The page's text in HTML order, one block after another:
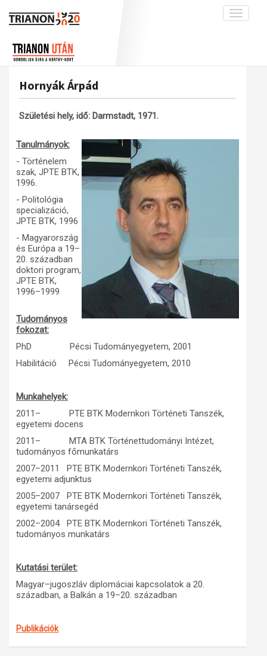
Toggle
interpretációk
Utókor és emlékezet
Krónika
Adatbázis
Emlékművek (feltöltés alatt)
Menekültek
Visszhang
Publikációk
Kapcsolat
Trianon-kommentár
Dokumentumok
A trianoni szerződés
Műhelymunkák
Hornyák Árpád
Születési hely, idő: Darmstadt, 1971.
Tanulmányok:
- Történelem
szak, JPTE BTK,
1996.
- Politológia
specializáció,
JPTE BTK, 1996
- Magyarország
és Európa a 19–
20. században
doktori program,
JPTE BTK,
1996–1999
Tudományos
fokozat:
PhD Pécsi Tudományegyetem, 2001
Habilitáció Pécsi Tudományegyetem, 2010
Munkahelyek:
2011– PTE BTK Modernkori Történeti Tanszék,
egyetemi docens
2011– MTA BTK Történettudományi Intézet,
tudományos főmunkatárs
2007–2011 PTE BTK Modernkori Történeti Tanszék,
egyetemi adjunktus
2005–2007 PTE BTK Modernkori Történeti Tanszék,
egyetemi tanársegéd
2002–2004 PTE BTK Modernkori Történeti Tanszék,
tudományos munkatárs
Kutatási terület:
Magyar–jugoszláv diplomáciai kapcsolatok a 20.
században, a Balkán a 19–20. században
Publikációk